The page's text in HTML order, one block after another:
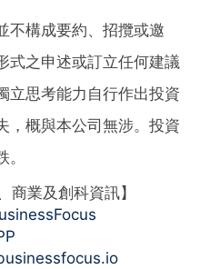
不構成要約、招攬或邀
式之申述或訂立任何建議
立思考能力自行作出投資
，概與本公司無涉。投資
商業及創科資訊】